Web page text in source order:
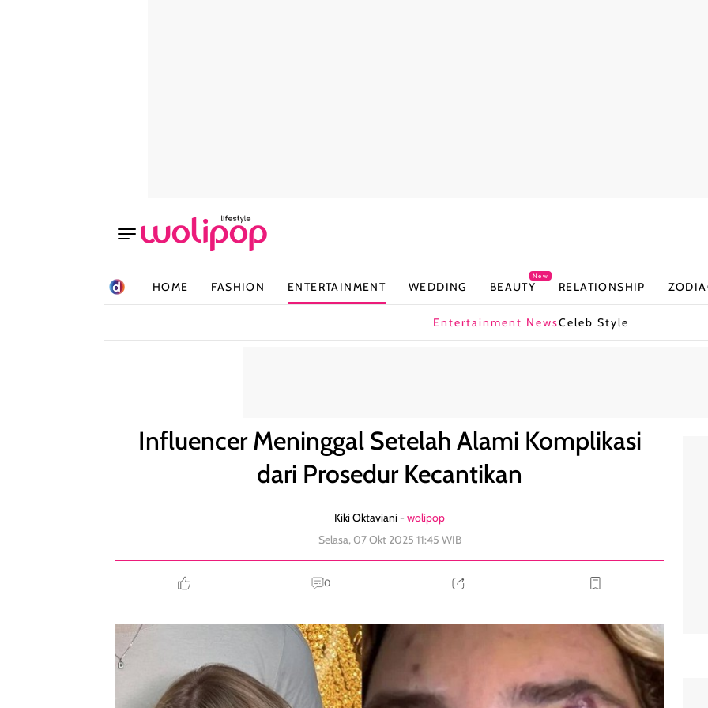
HOME FASHION ENTERTAINMENT WEDDING BEAUTY
New
RELATIONSHIP
Entertainment NewsCeleb Style
Influencer Meninggal Setelah Alami Komplikasi
dari Prosedur Kecantikan
Kiki Oktaviani -wolipop
Selasa, 07 Okt 2025 11:45 WIB
0